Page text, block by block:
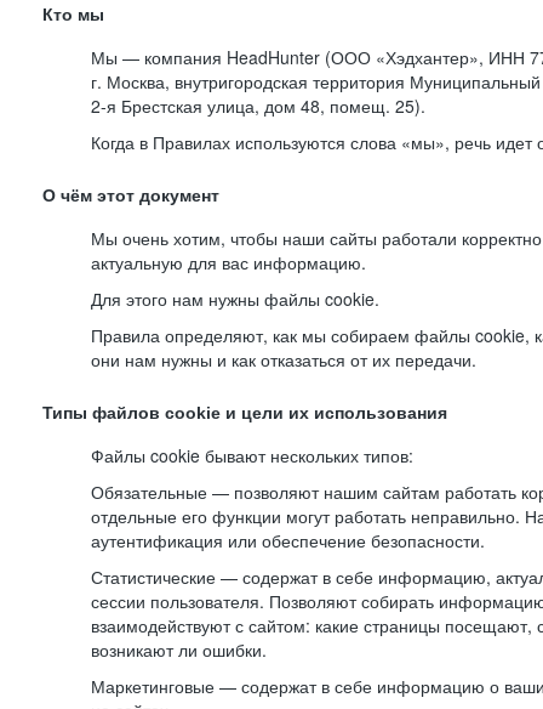
Кто мы
Мы — компания HeadHunter (ООО «Хэдхантер», ИНН
г. Москва, внутригородская территория Муниципальный
2-я Брестская улица, дом 48, помещ. 25).
Когда в Правилах используются слова «мы», речь
О чём этот документ
Мы очень хотим, чтобы наши сайты работали
актуальную для вас информацию.
Для этого нам нужны файлы cookie.
Правила определяют, как мы собираем файлы cookie,
они нам нужны и как отказаться от их передачи.
Типы файлов cookie и цели их использования
Файлы cookie бывают нескольких типов:
Обязательные — позволяют нашим сайтам работать
отдельные его функции могут работать неправильно.
аутентификация или обеспечение безопасности.
Статистические — содержат в себе информацию,
сессии пользователя. Позволяют собирать
взаимодействуют с сайтом: какие страницы посещают,
возникают ли ошибки.
Маркетинговые — содержат в себе информацию о